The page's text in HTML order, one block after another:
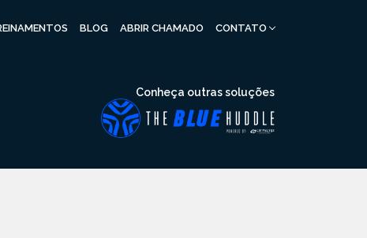
BLOG ABRIR CHAMADO CONTATO
Conheça outras soluções